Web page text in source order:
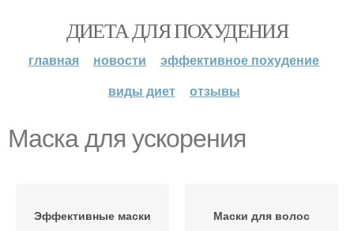
ДИЕТА ДЛЯ ПОХУДЕНИЯ
главная новости
эффективное похудение
виды диет
отзывы
Маска для ускорения
Эффективные маски Маски для волос